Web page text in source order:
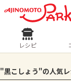
ロ
レ
レシピ
"黒こしょう"の人気